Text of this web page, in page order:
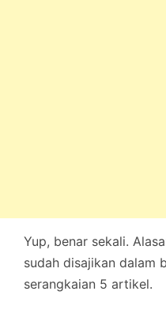
Yup, benar sekali.
sudah disajikan dalam
serangkaian 5 artikel.